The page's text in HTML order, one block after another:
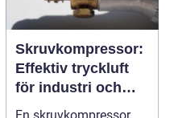
Skruvkompressor:
Effektiv tryckluft
för industri och
verkstad